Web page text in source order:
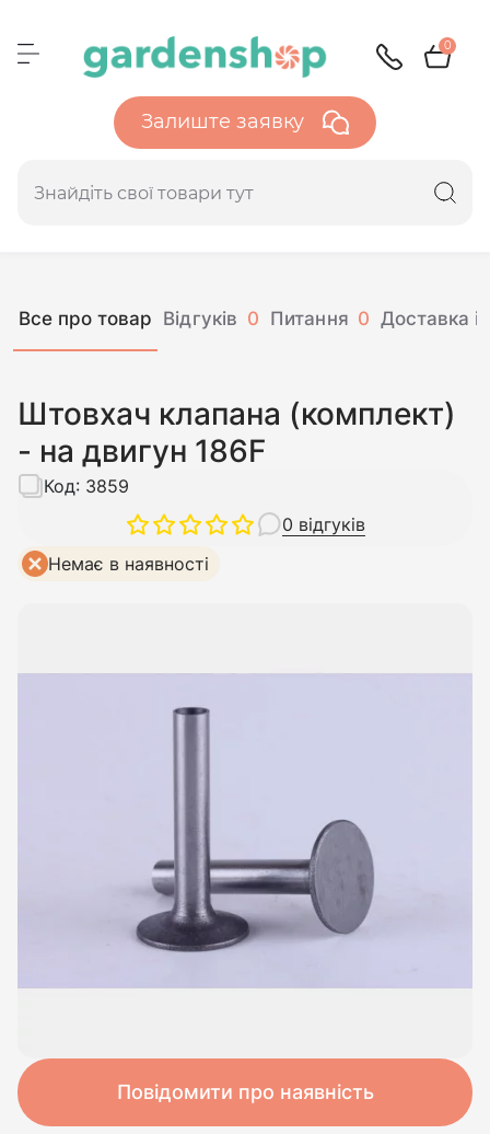
0
Залиште заявку
Все про товар Відгуків 0 Питання 0 Доставка і
Штовхач клапана (комплект)
- на двигун 186F
0 відгуків
Код: 3859
Немає в наявності
Повідомити про наявність